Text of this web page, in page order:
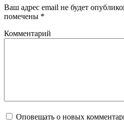
Ваш адрес email не будет
помечены *
Комментарий
Оповещать о новых